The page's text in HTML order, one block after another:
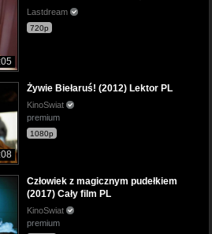
Lastdream
720p
Żywie Biełaruś! (2012) Lektor PL
KinoSwiat
premium
1080p
Człowiek z magicznym pudełkiem
(2017) Cały film PL
KinoSwiat
premium